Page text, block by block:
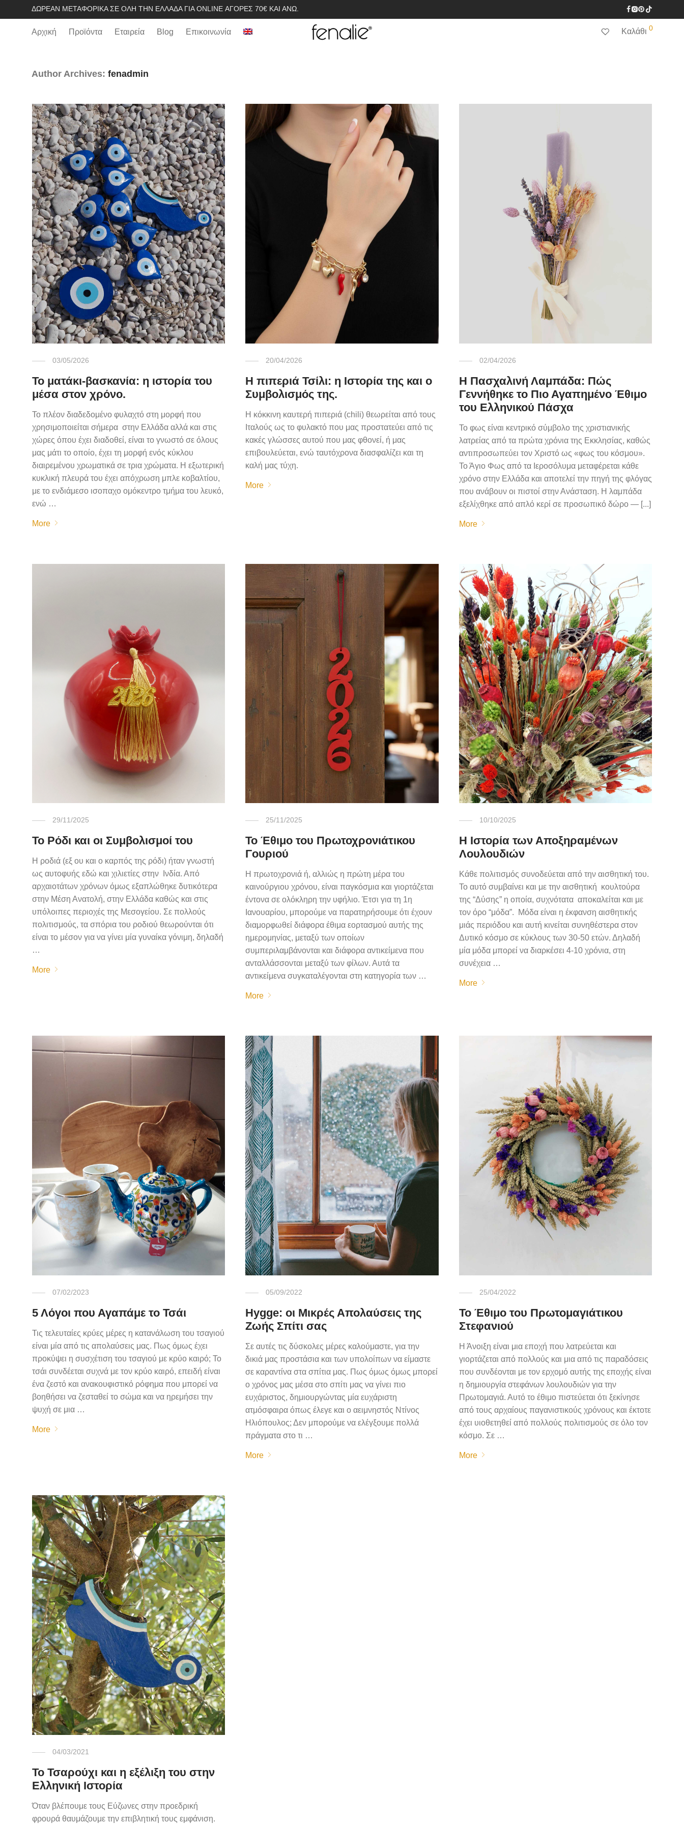
ΔΩΡΕΆΝ ΜΕΤΑΦΟΡΙΚΆ ΣΕ ΌΛΗ ΤΗΝ ΕΛΛΆΔΑ ΓΙΑ ONLINE ΑΓΟΡΈΣ 70€ ΚΑΙ ΆΝΩ.
Αρχική Προϊόντα Εταιρεία Blog Επικοινωνία Καλάθι 0
Author Archives: fenadmin
03/05/2026
Το ματάκι-βασκανία: η ιστορία του
μέσα στον χρόνο.
Το πλέον διαδεδομένο φυλαχτό στη μορφή που
χρησιμοποιείται σήμερα στην Ελλάδα αλλά και στις
χώρες όπου έχει διαδοθεί, είναι το γνωστό σε όλους
μας μάτι το οποίο, έχει τη μορφή ενός κύκλου
διαιρεμένου χρωματικά σε τρια χρώματα. Η εξωτερική
κυκλική πλευρά του έχει απόχρωση μπλε κοβαλτίου,
με το ενδιάμεσο ισοπαχο ομόκεντρο τμήμα του λευκό,
ενώ …
More
20/04/2026
Η πιπεριά Τσίλι: η Ιστορία της και ο
Συμβολισμός της.
Η κόκκινη καυτερή πιπεριά (chili) θεωρείται από τους
Ιταλούς ως το φυλακτό που μας προστατεύει από τις
κακές γλώσσες αυτού που μας φθονεί, ή μας
επιβουλεύεται, ενώ ταυτόχρονα διασφαλίζει και τη
καλή μας τύχη.
More
02/04/2026
Η Πασχαλινή Λαμπάδα: Πώς
Γεννήθηκε το Πιο Αγαπημένο Έθιμο
του Ελληνικού Πάσχα
Το φως είναι κεντρικό σύμβολο της χριστιανικής
λατρείας από τα πρώτα χρόνια της Εκκλησίας, καθώς
αντιπροσωπεύει τον Χριστό ως «φως του κόσμου».
Το Άγιο Φως από τα Ιεροσόλυμα μεταφέρεται κάθε
χρόνο στην Ελλάδα και αποτελεί την πηγή της φλόγας
που ανάβουν οι πιστοί στην Ανάσταση. Η λαμπάδα
εξελίχθηκε από απλό κερί σε προσωπικό δώρο — [...]
More
29/11/2025
Το Ρόδι και οι Συμβολισμοί του
Η ροδιά (εξ ου και ο καρπός της ρόδι) ήταν γνωστή
ως αυτοφυής εδώ και χιλιετίες στην Ινδία. Από
αρχαιοτάτων χρόνων όμως εξαπλώθηκε δυτικότερα
στην Μέση Ανατολή, στην Ελλάδα καθώς και στις
υπόλοιπες περιοχές της Μεσογείου. Σε πολλούς
πολιτισμούς, τα σπόρια του ροδιού θεωρούνται ότι
είναι το μέσον για να γίνει μία γυναίκα γόνιμη, δηλαδή
…
More
25/11/2025
Το Έθιμο του Πρωτοχρονιάτικου
Γουριού
Η πρωτοχρονιά ή, αλλιώς η πρώτη μέρα του
καινούργιου χρόνου, είναι παγκόσμια και γιορτάζεται
έντονα σε ολόκληρη την υφήλιο. Έτσι για τη 1η
Ιανουαρίου, μπορούμε να παρατηρήσουμε ότι έχουν
διαμορφωθεί διάφορα έθιμα εορτασμού αυτής της
ημερομηνίας, μεταξύ των οποίων
συμπεριλαμβάνονται και διάφορα αντικείμενα που
ανταλλάσσονται μεταξύ των φίλων. Αυτά τα
αντικείμενα συγκαταλέγονται στη κατηγορία των …
More
10/10/2025
Η Ιστορία των Αποξηραμένων
Λουλουδιών
Κάθε πολιτισμός συνοδεύεται από την αισθητική του.
Το αυτό συμβαίνει και με την αισθητική κουλτούρα
της “Δύσης” η οποία, συχνότατα αποκαλείται και με
τον όρο “μόδα”. Μόδα είναι η έκφανση αισθητικής
μιάς περιόδου και αυτή κινείται συνηθέστερα στον
Δυτικό κόσμο σε κύκλους των 30-50 ετών. Δηλαδή
μία μόδα μπορεί να διαρκέσει 4-10 χρόνια, στη
συνέχεια …
More
07/02/2023
5 Λόγοι που Αγαπάμε το Τσάι
Τις τελευταίες κρύες μέρες η κατανάλωση του τσαγιού
είναι μία από τις απολαύσεις μας. Πως όμως έχει
προκύψει η συσχέτιση του τσαγιού με κρύο καιρό; Το
τσάι συνδέεται συχνά με τον κρύο καιρό, επειδή είναι
ένα ζεστό και ανακουφιστικό ρόφημα που μπορεί να
βοηθήσει να ζεσταθεί το σώμα και να ηρεμήσει την
ψυχή σε μια …
More
05/09/2022
Hygge: οι Μικρές Απολαύσεις της
Ζωής Σπίτι σας
Σε αυτές τις δύσκολες μέρες καλούμαστε, για την
δικιά μας προστάσια και των υπολοίπων να είμαστε
σε καραντίνα στα σπίτια μας. Πως όμως όμως μπορεί
ο χρόνος μας μέσα στο σπίτι μας να γίνει πιο
ευχάριστος, δημιουργώντας μία ευχάριστη
ατμόσφαιρα όπως έλεγε και ο αειμνηστός Ντίνος
Ηλιόπουλος; Δεν μπορούμε να ελέγξουμε πολλά
πράγματα στο τι …
More
25/04/2022
Το Έθιμο του Πρωτομαγιάτικου
Στεφανιού
Η Άνοιξη είναι μια εποχή που λατρεύεται και
γιορτάζεται από πολλούς και μια από τις παραδόσεις
που συνδέονται με τον ερχομό αυτής της εποχής είναι
η δημιουργία στεφάνων λουλουδιών για την
Πρωτομαγιά. Αυτό το έθιμο πιστεύεται ότι ξεκίνησε
από τους αρχαίους παγανιστικούς χρόνους και έκτοτε
έχει υιοθετηθεί από πολλούς πολιτισμούς σε όλο τον
κόσμο. Σε …
More
04/03/2021
Το Τσαρούχι και η εξέλιξη του στην
Ελληνική Ιστορία
Όταν βλέπουμε τους Εύζωνες στην προεδρική
φρουρά θαυμάζουμε την επιβλητική τους εμφάνιση.